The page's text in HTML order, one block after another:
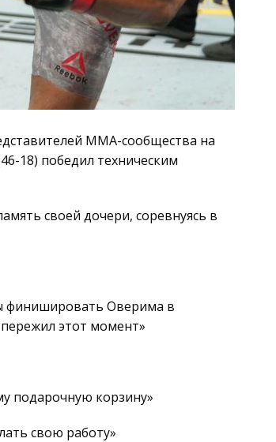
ММА-сообщества на
18) победил техническим
своей дочери, соревнуясь в
финишировать Оверима в
этот момент»
подарочную корзину»
свою работу»